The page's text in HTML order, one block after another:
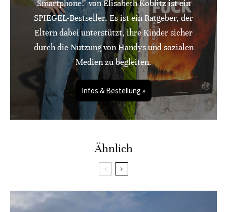
Smartphone!" von Elisabeth Koblitz ist ein
SPIEGEL-Bestseller. Es ist ein Ratgeber, der
Eltern dabei unterstützt, ihre Kinder sicher
durch die Nutzung von Handys und sozialen
Medien zu begleiten.
Infos & Bestellung »
Ähnlich